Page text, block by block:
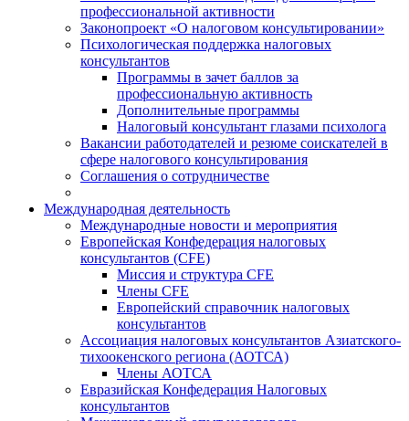
профессиональной активности
Законопроект «О налоговом консультировании»
Психологическая поддержка налоговых
консультантов
Программы в зачет баллов за
профессиональную активность
Дополнительные программы
Налоговый консультант глазами психолога
Вакансии работодателей и резюме соискателей в
сфере налогового консультирования
Соглашения о сотрудничестве
Международная деятельность
Международные новости и мероприятия
Европейская Конфедерация налоговых
консультантов (CFE)
Миссия и структура CFE
Члены CFE
Европейский справочник налоговых
консультантов
Ассоциация налоговых консультантов Азиатского-
тихоокенского региона (АОТСА)
Члены АОТСА
Евразийская Конфедерация Налоговых
консультантов